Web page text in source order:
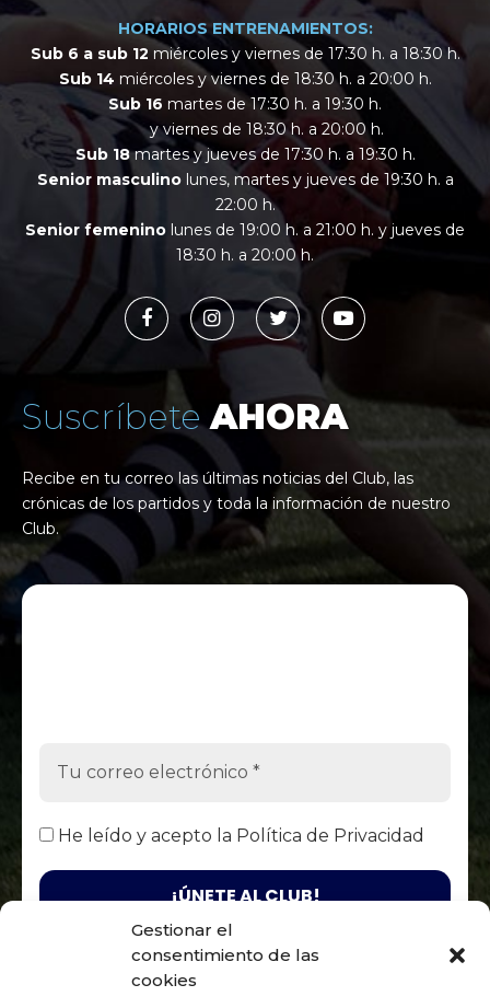
Gestionar el
consentimiento de las
cookies
HORARIOS ENTRENAMIENTOS:
Sub 6 a sub 12 miércoles y viernes de 17:30 h. a 18:30 h.
Sub 14 miércoles y viernes de 18:30 h. a 20:00 h.
Sub 16 martes de 17:30 h. a 19:30 h.
y viernes de 18:30 h. a 20:00 h.
Sub 18martes y jueves de 17:30 h. a 19:30 h.
Senior masculino lunes, martes y jueves de 19:30 h. a
22:00 h.
Senior femenino lunes de 19:00 h. a 21:00 h. y jueves de
18:30 h. a 20:00 h.
SuscríbeteAHORA
Recibe en tu correo las últimas noticias del Club, las
crónicas de los partidos y toda la información de nuestro
Club.
He leído y acepto la Política de Privacidad
Responsable. Fénix Club Rugby Zaragoza / Finalidad. Enviarte
nuestras publicaciones y noticias / Legitimación. Tu
consentimiento / Destinatarios. Solo se realizan cesiones si existe